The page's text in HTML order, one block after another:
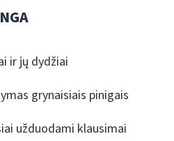
ir jų dydžiai
grynaisiais pinigais
užduodami klausimai